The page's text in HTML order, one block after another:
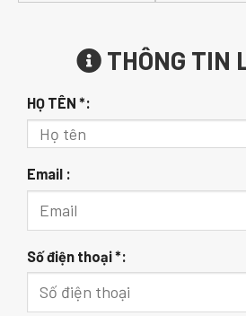
THÔNG TIN
HỌ TÊN *:
Email :
Số điện thoại *: